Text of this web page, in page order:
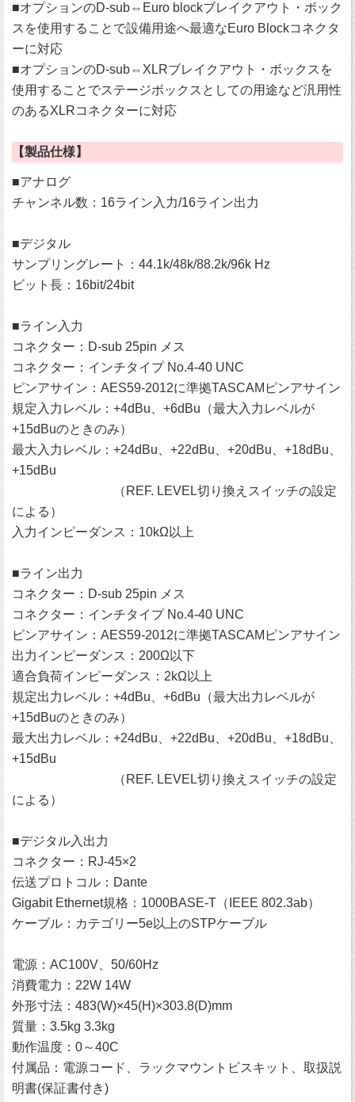
■オプションのD-sub⇔Euro blockブレイクアウト・ボック
スを使用することで設備用途へ最適なEuro Blockコネクタ
ーに対応
■オプションのD-sub⇔XLRブレイクアウト・ボックスを
使用することでステージボックスとしての用途など汎用性
のあるXLRコネクターに対応
【製品仕様】
■アナログ
チャンネル数：16ライン入力/16ライン出力
■デジタル
サンプリングレート：44.1k/48k/88.2k/96k Hz
ビット長：16bit/24bit
■ライン入力
コネクター：D-sub 25pin メス
コネクター：インチタイプ No.4-40 UNC
ピンアサイン：AES59-2012に準拠TASCAMピンアサイン
規定入力レベル：+4dBu、+6dBu（最大入力レベルが
+15dBuのときのみ）
最大入力レベル：+24dBu、+22dBu、+20dBu、+18dBu、
+15dBu
（REF. LEVEL切り換えスイッチの設定
による）
入力インピーダンス：10kΩ以上
■ライン出力
コネクター：D-sub 25pin メス
コネクター：インチタイプ No.4-40 UNC
ピンアサイン：AES59-2012に準拠TASCAMピンアサイン
出力インピーダンス：200Ω以下
適合負荷インピーダンス：2kΩ以上
規定出力レベル：+4dBu、+6dBu（最大出力レベルが
+15dBuのときのみ）
最大出力レベル：+24dBu、+22dBu、+20dBu、+18dBu、
+15dBu
（REF. LEVEL切り換えスイッチの設定
による）
■デジタル入出力
コネクター：RJ-45×2
伝送プロトコル：Dante
Gigabit Ethernet規格：1000BASE-T（IEEE 802.3ab）
ケーブル：カテゴリー5e以上のSTPケーブル
電源：AC100V、50/60Hz
消費電力：22W 14W
外形寸法：483(W)×45(H)×303.8(D)mm
質量：3.5kg 3.3kg
動作温度：0～40C
付属品：電源コード、ラックマウントビスキット、取扱説
明書(保証書付き)